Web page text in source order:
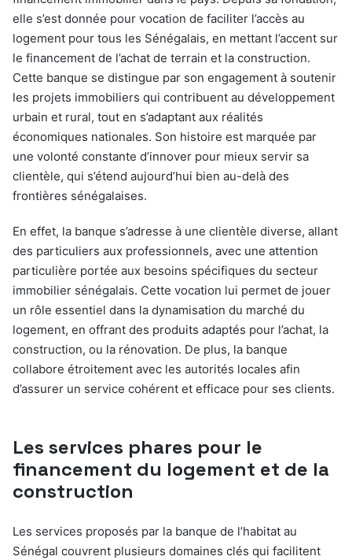
elle s’est donnée pour vocation de faciliter l’accès au
logement pour tous les Sénégalais, en mettant l’accent sur
le financement de l’achat de terrain et la construction.
Cette banque se distingue par son engagement à soutenir
les projets immobiliers qui contribuent au développement
urbain et rural, tout en s’adaptant aux réalités
économiques nationales. Son histoire est marquée par
une volonté constante d’innover pour mieux servir sa
clientèle, qui s’étend aujourd’hui bien au-delà des
frontières sénégalaises.
En effet, la banque s’adresse à une clientèle diverse, allant
des particuliers aux professionnels, avec une attention
particulière portée aux besoins spécifiques du secteur
immobilier sénégalais. Cette vocation lui permet de jouer
un rôle essentiel dans la dynamisation du marché du
logement, en offrant des produits adaptés pour l’achat, la
construction, ou la rénovation. De plus, la banque
collabore étroitement avec les autorités locales afin
d’assurer un service cohérent et efficace pour ses clients.
Les services phares pour le
financement du logement et de la
construction
Les services proposés par la banque de l’habitat au
Sénégal couvrent plusieurs domaines clés qui facilitent